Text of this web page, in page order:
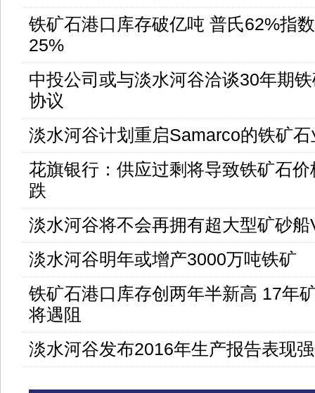
铁矿石港口库存破亿吨 普氏62%指
25%
中投公司或与淡水河谷洽谈30年期
协议
淡水河谷计划重启Samarco的铁矿石
花旗银行：供应过剩将导致铁矿石价
跌
淡水河谷将不会再拥有超大型矿砂船
淡水河谷明年或增产3000万吨铁矿
铁矿石港口库存创两年半新高 17年
将遇阻
淡水河谷发布2016年生产报告表现